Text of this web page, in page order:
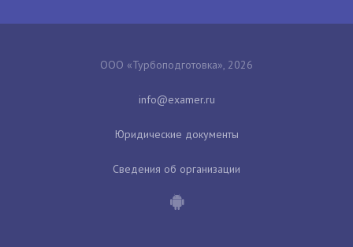
ООО «Турбоподготовка», 2026
Юридические документы
Сведения об организации